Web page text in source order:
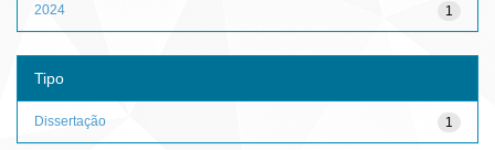
1
2024
Tipo
1
Dissertação